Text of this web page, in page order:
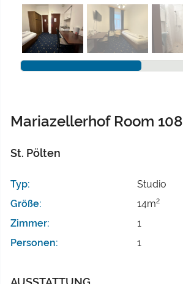
Mariazellerhof Room 108
St. Pölten
Typ:
Studio
Größe:
14m2
Zimmer:
1
Personen:
1